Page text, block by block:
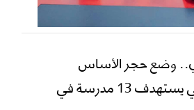
وضع حجر الأساس
لمشروع تعليمي يستهدف 13 مدرسة في